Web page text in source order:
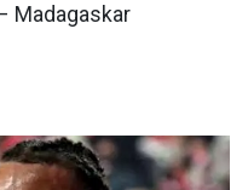
Madagaskar